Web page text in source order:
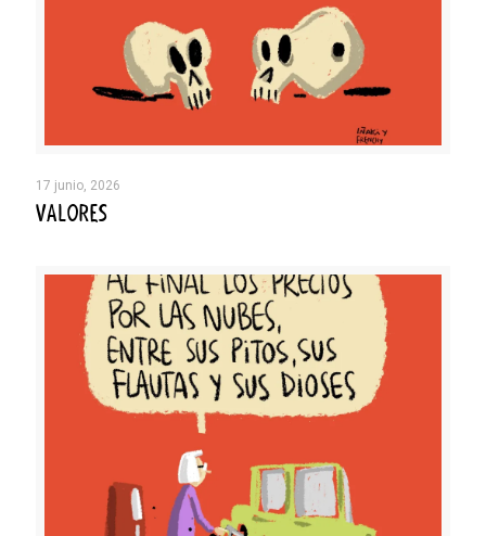
17 junio, 2026
VALORES